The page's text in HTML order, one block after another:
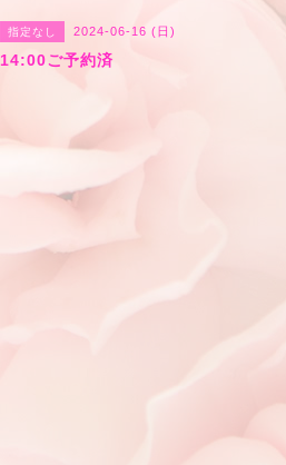
指定なし 2024-06-16 (日)
14:00ご予約済